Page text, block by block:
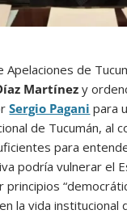
Apelaciones de
Martínezy
Sergio Pagani para
de Tucumán, al
para
podría vulnerar el
la vida institucional